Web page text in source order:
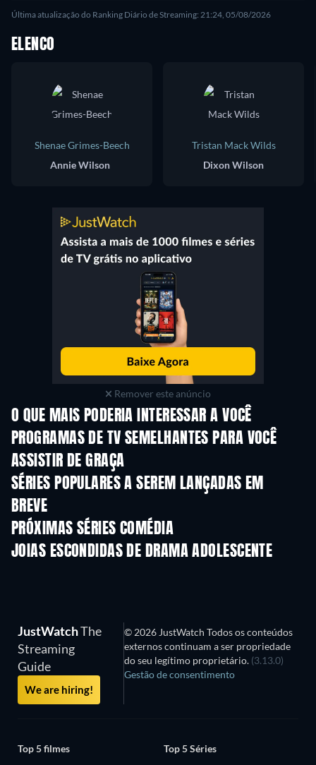
Última atualização do Ranking Diário de Streaming: 21:24, 05/08/2026
ELENCO
Shenae Grimes-Beech
Annie Wilson
Tristan Mack Wilds
Dixon Wilson
Remover este anúncio
O QUE MAIS PODERIA INTERESSAR A VOCÊ
Série Série
PROGRAMAS DE TV SEMELHANTES PARA VOCÊ
ASSISTIR DE GRAÇA
Série
SÉRIES POPULARES A SEREM LANÇADAS EM
BREVE
PRÓXIMAS SÉRIES COMÉDIA
Temporada 6 Temporada 2
JOIAS ESCONDIDAS DE DRAMA ADOLESCENTE
JustWatchThe
Streaming
Guide
We are hiring!
© 2026 JustWatch Todos os conteúdos
externos continuam a ser propriedade
do seu legítimo proprietário. (3.13.0)
Gestão de consentimento
Top 5 filmes
Top 5 Séries